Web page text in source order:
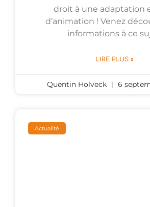
droit à une adaptation
d’animation ! Venez
informations à ce
LIRE PLUS »
Quentin Holveck 6
Actualité